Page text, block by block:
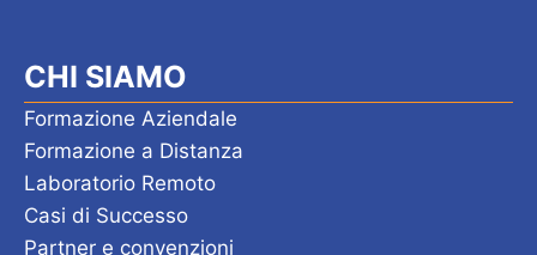
CHI SIAMO
Formazione Aziendale
Formazione a Distanza
Laboratorio Remoto
Casi di Successo
Partner e convenzioni